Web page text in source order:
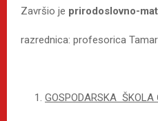
Završio je prirodoslovno-
razrednica: profesorica
GOSPODARSKA ŠKOLA